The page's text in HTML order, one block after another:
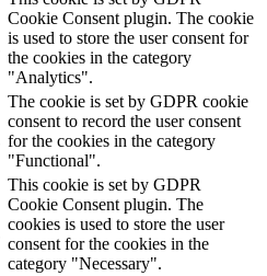
Cookie Consent plugin. The cookie
is used to store the user consent for
the cookies in the category
"Analytics".
The cookie is set by GDPR cookie
consent to record the user consent
for the cookies in the category
"Functional".
This cookie is set by GDPR
Cookie Consent plugin. The
cookies is used to store the user
consent for the cookies in the
category "Necessary".